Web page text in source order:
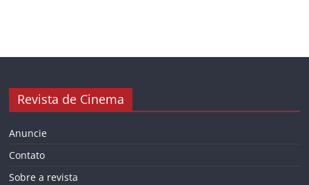
Revista de Cinema
Anuncie
Contato
Sobre a revista